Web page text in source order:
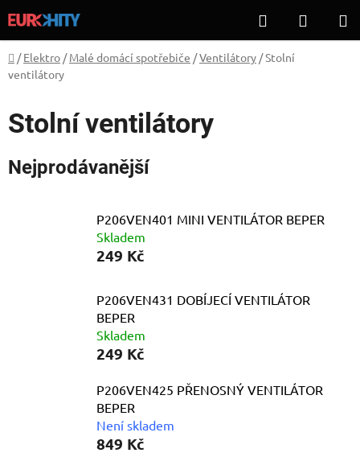
na
obsah
Hledat
KOŠÍK
Domů
/ Elektro / Malé domácí spotřebiče /Ventilátory /Stolní
ventilátory
Stolní ventilátory
Nejprodávanější
P206VEN401 MINI VENTILÁTOR BEPER
Skladem
249 Kč
P206VEN431 DOBÍJECÍ VENTILÁTOR
BEPER
Skladem
249 Kč
P206VEN425 PŘENOSNÝ VENTILÁTOR
BEPER
Není skladem
849 Kč